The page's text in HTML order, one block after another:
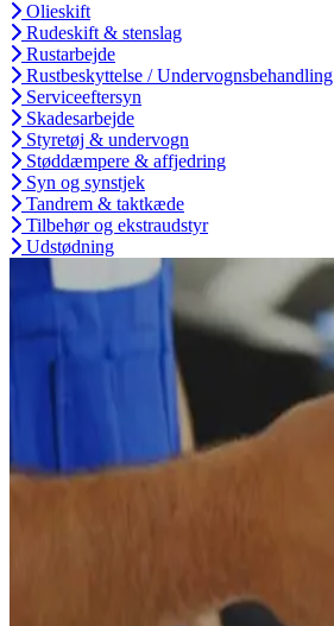
Olieskift
Rudeskift & stenslag
Rustarbejde
Rustbeskyttelse / Undervognsbehandling
Serviceeftersyn
Skadesarbejde
Styretøj & undervogn
Støddæmpere & affjedring
Syn og synstjek
Tandrem & taktkæde
Tilbehør og ekstraudstyr
Udstødning